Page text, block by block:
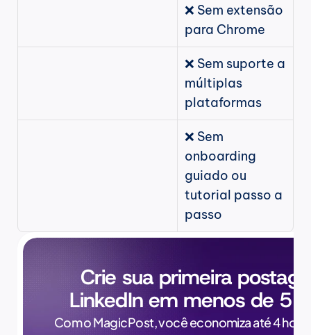
❌ Sem extensão
para Chrome
❌ Sem suporte a
múltiplas
plataformas
❌ Sem
onboarding
guiado ou
tutorial passo a
passo
Crie sua primeira
LinkedIn em menos de 5
Com o MagicPost, você economiza até 4